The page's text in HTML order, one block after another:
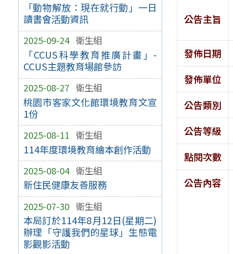
「動物解放：現在就行動」一日
讀書會活動資訊
2025-09-24 衛生組
「CCUS科學教育推廣計畫」-
CCUS主題教育場館參訪
2025-08-27 衛生組
桃園市客家文化館環境教育文宣
1份
2025-08-11 衛生組
114年度環境教育繪本創作活動
2025-08-04 衛生組
新住民健康友善服務
2025-07-30 衛生組
本局訂於114年8月12日(星期二)
辦理「守護我們的星球」生態電
影觀影活動
公告主旨
發佈日期
發佈單位
公告類別
公告等級
點閱次數
公告內容